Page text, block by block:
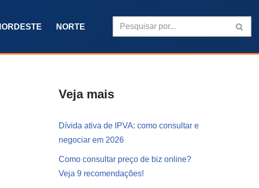
NORTE
Veja mais
Dívida ativa de IPVA: como consultar e
negociar em 2026
Como consultar preço de biz online?
Veja 9 recomendações!